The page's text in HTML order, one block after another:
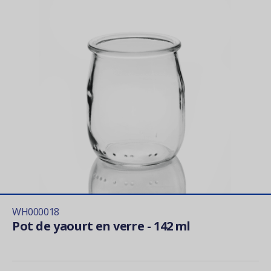
WH000018
Pot de yaourt en verre - 142 ml